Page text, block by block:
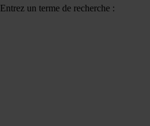
Entrez un terme de recherche :